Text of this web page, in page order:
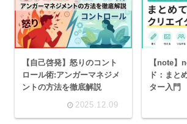
【自己啓発】怒りのコント
ロール術:アンガーマネジメ
ントの方法を徹底解説
2025.12.09
【note】
ド：まと
ター入門